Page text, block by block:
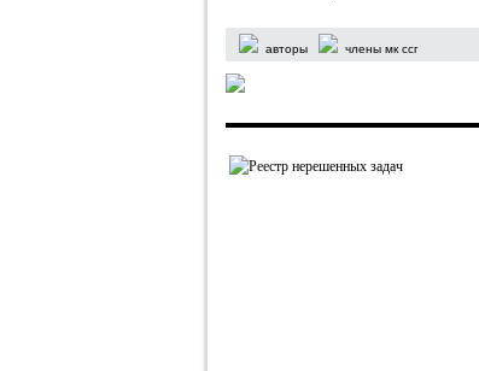
авторы члены мк ссг